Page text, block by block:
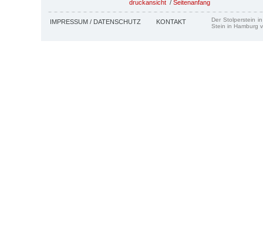
druckansicht / Seitenanfang
IMPRESSUM / DATENSCHUTZ KONTAKT
Der Stolperstein
Stein in Hamburg